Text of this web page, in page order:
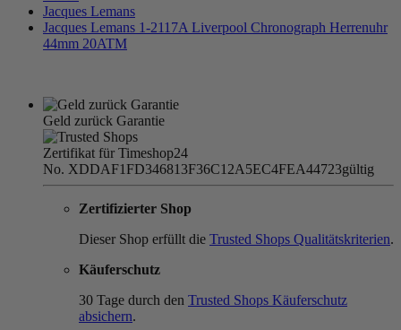
Jacques Lemans
Jacques Lemans 1-2117A Liverpool Chronograph Herrenuhr
44mm 20ATM
Geld zurück Garantie
Zertifikat für Timeshop24
No. XDDAF1FD346813F36C12A5EC4FEA44723gültig
Zertifizierter Shop
Dieser Shop erfüllt die Trusted Shops Qualitätskriterien.
Käuferschutz
30 Tage durch den Trusted Shops Käuferschutz
absichern.